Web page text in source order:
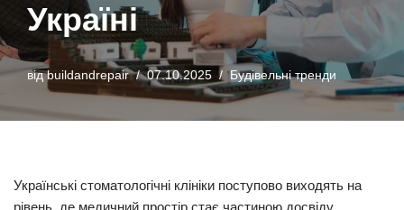
Україні
відbuildandrepair 07.10.2025 Будівельні тренди
Українські стоматологічні клініки поступово виходять на
рівень, де медичний простір стає частиною досвіду